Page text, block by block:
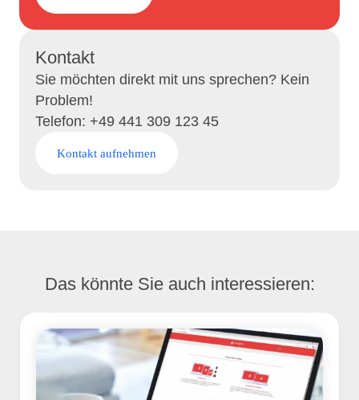
Kontakt
Sie möchten direkt mit uns sprechen? Kein
Problem!
Telefon: +49 441 309 123 45
Kontakt aufnehmen
Das könnte Sie auch interessieren: